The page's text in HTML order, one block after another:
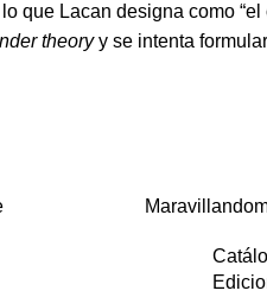
que Lacan designa como
theoryy se intenta